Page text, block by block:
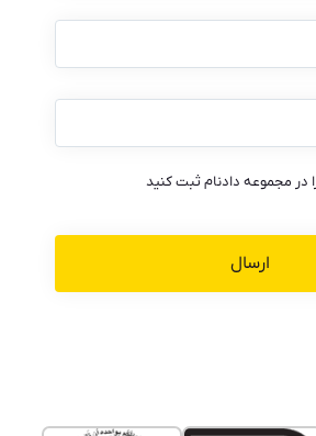
در مجموعه دادنام ثبت کنید